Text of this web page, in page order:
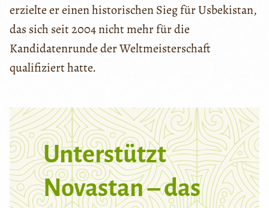
erzielte er einen historischen Sieg für Usbekistan,
das sich seit 2004 nicht mehr für die
Kandidatenrunde der Weltmeisterschaft
qualifiziert hatte.
Unterstützt
Novastan – das